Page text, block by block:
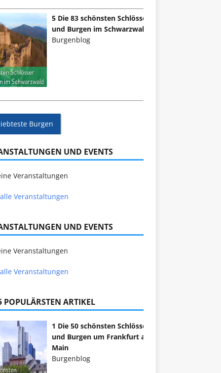
5 Die 83 schönsten Schlösser
und Burgen im Schwarzwald
Burgenblog
Burgen
UND EVENTS
Veranstaltungen
alle Veranstaltungen
UND EVENTS
Veranstaltungen
alle Veranstaltungen
POPULÄRSTEN ARTIKEL
1 Die 50 schönsten Schlösser
und Burgen um Frankfurt am
Main
Burgenblog